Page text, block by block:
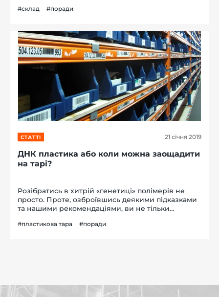
витрат і збільшенні прибутку логістичних
#склад #поради
СТАТТІ 21 січня 2019
ДНК пластика або коли можна заощадити
на тарі?
Розібратись в хитрій «генетиці» полімерів не
просто. Проте, озброївшись деякими підказками
та нашими рекомендаціями, ви не тільки
молекулярної біології, а й дізнаєтесь як
#пластикова тара #поради